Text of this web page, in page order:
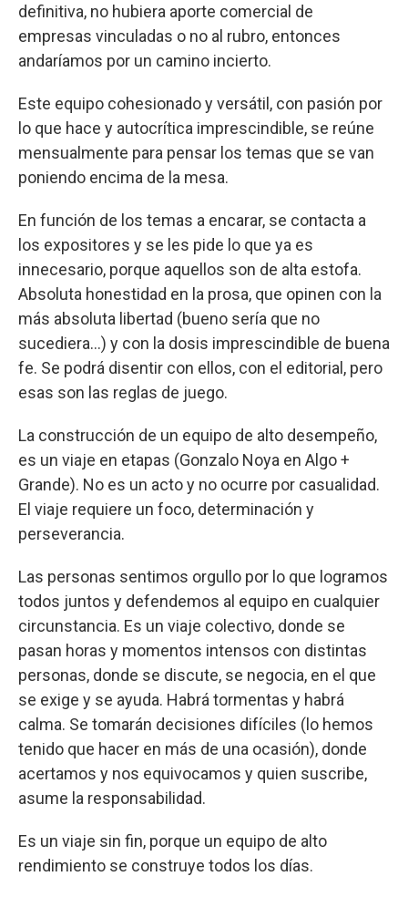
definitiva, no hubiera aporte comercial de
empresas vinculadas o no al rubro, entonces
andaríamos por un camino incierto.
Este equipo cohesionado y versátil, con pasión por
lo que hace y autocrítica imprescindible, se reúne
mensualmente para pensar los temas que se van
poniendo encima de la mesa.
En función de los temas a encarar, se contacta a
los expositores y se les pide lo que ya es
innecesario, porque aquellos son de alta estofa.
Absoluta honestidad en la prosa, que opinen con la
más absoluta libertad (bueno sería que no
sucediera…) y con la dosis imprescindible de buena
fe. Se podrá disentir con ellos, con el editorial, pero
esas son las reglas de juego.
La construcción de un equipo de alto desempeño,
es un viaje en etapas (Gonzalo Noya en Algo +
Grande). No es un acto y no ocurre por casualidad.
El viaje requiere un foco, determinación y
perseverancia.
Las personas sentimos orgullo por lo que logramos
todos juntos y defendemos al equipo en cualquier
circunstancia. Es un viaje colectivo, donde se
pasan horas y momentos intensos con distintas
personas, donde se discute, se negocia, en el que
se exige y se ayuda. Habrá tormentas y habrá
calma. Se tomarán decisiones difíciles (lo hemos
tenido que hacer en más de una ocasión), donde
acertamos y nos equivocamos y quien suscribe,
asume la responsabilidad.
Es un viaje sin fin, porque un equipo de alto
rendimiento se construye todos los días.